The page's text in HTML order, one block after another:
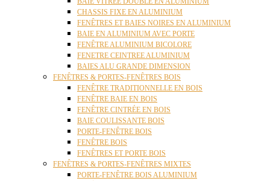
CHASSIS FIXE EN ALUMINIUM
FENÊTRES ET BAIES NOIRES EN ALUMINIUM
BAIE EN ALUMINIUM AVEC PORTE
FENÊTRE ALUMINIUM BICOLORE
FENETRE CEINTREE ALUMINIUM
BAIES ALU GRANDE DIMENSION
FENÊTRES & PORTES-FENÊTRES BOIS
FENÊTRE TRADITIONNELLE EN BOIS
FENÊTRE BAIE EN BOIS
FENÊTRE CINTRÉE EN BOIS
BAIE COULISSANTE BOIS
PORTE-FENÊTRE BOIS
FENÊTRE BOIS
FENÊTRES ET PORTE BOIS
FENÊTRES & PORTES-FENÊTRES MIXTES
PORTE-FENÊTRE BOIS ALUMINIUM